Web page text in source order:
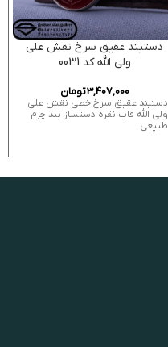
دستبند عقیق سرخ نقش علی
ولی الله کد 0031
3,407,000تومان
دستبند عقیق سرخ خطی نقش علی
ولی الله قاب نقره دستساز بند چرم
طبیعی